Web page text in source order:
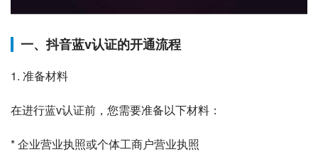
一、抖音蓝v认证的开通流程
1. 准备材料
在进行蓝v认证前，您需要准备以下材料：
* 企业营业执照或个体工商户营业执照